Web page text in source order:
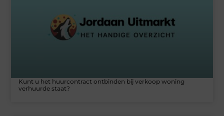
Kunt u het huurcontract ontbinden bij verkoop woning
verhuurde staat?